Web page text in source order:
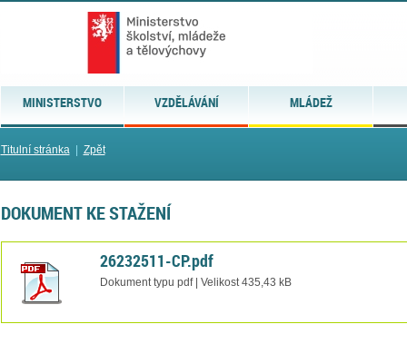
MINISTERSTVO VZDĚLÁVÁNÍ MLÁDEŽ
Titulní stránka| Zpět
DOKUMENT KE STAŽENÍ
26232511-CP.pdf
Dokument typu pdf | Velikost 435,43 kB